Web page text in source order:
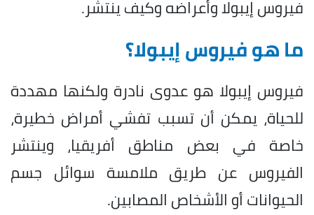
فيروس إيبولا وأعراضه وكيف ينتشر.
ما هو فيروس إيبولا؟
فيروس إيبولا هو عدوى نادرة ولكنها مهددة
للحياة، يمكن أن تسبب تفشي أمراض خطيرة،
خاصة في بعض مناطق أفريقيا، وينتشر
الفيروس عن طريق ملامسة سوائل جسم
الحيوانات أو الأشخاص المصابين.